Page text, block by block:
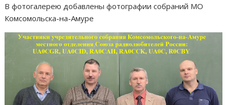
В фотогалерею добавлены фотографии собраний МО
Комсомольска-на-Амуре